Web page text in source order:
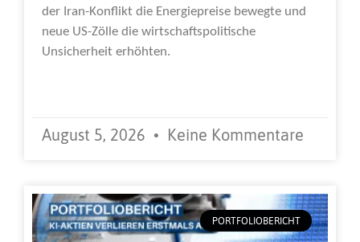
der Iran-Konflikt die Energiepreise bewegte und
neue US-Zölle die wirtschaftspolitische
Unsicherheit erhöhten.
August 5, 2026 Keine Kommentare
PORTFOLIOBERICHT